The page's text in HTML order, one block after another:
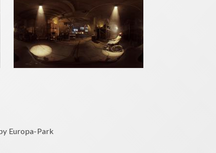
Europa-Park